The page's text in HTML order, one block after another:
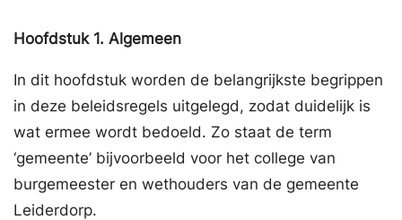
Hoofdstuk 1. Algemeen
In dit hoofdstuk worden de belangrijkste begrippen
in deze beleidsregels uitgelegd, zodat duidelijk is
wat ermee wordt bedoeld. Zo staat de term
‘gemeente’ bijvoorbeeld voor het college van
burgemeester en wethouders van de gemeente
Leiderdorp.